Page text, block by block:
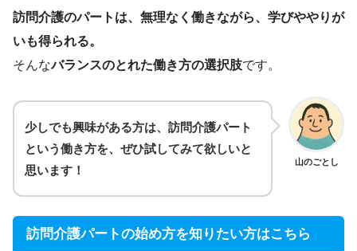
訪問介護のパートは、無理なく働きながら、学びややりが
いも得られる。
そんなバランスのとれた働き方の選択肢です。
山のごとし
少しでも興味がある方は、訪問介護パート
という働き方を、ぜひ試してみて欲しいと
思います！
訪問介護パートの始め方を知りたい方はこちら